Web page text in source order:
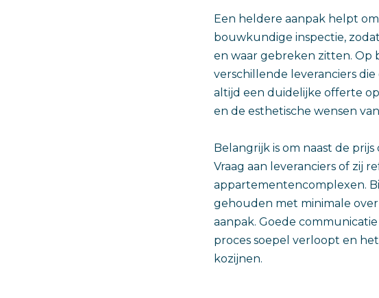
Een heldere aanpak helpt
bouwkundige inspectie,
en waar gebreken zitten. Op
verschillende leveranciers
altijd een duidelijke offerte
en de esthetische wensen
Belangrijk is om naast de
Vraag aan leveranciers of zij
appartementencomplexen.
gehouden met minimale
aanpak. Goede
proces soepel verloopt en
kozijnen.